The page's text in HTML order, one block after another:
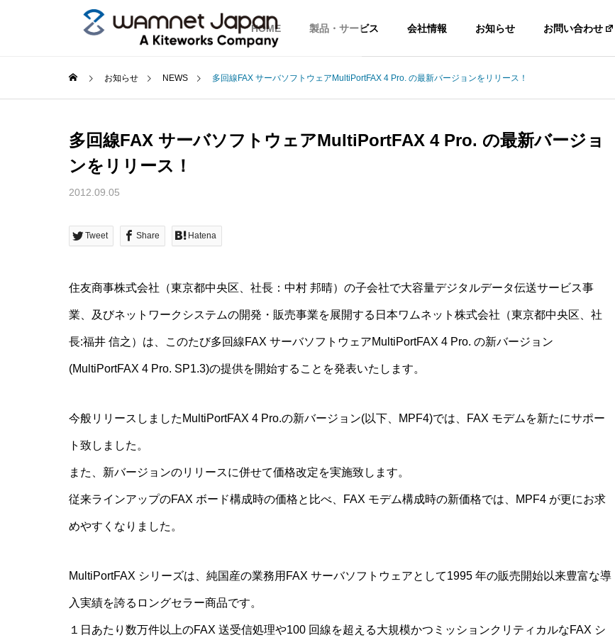
HOME 製品・サービス 会社情報 お知らせ お問い合わせ
お知らせ NEWS 多回線FAX サーバソフトウェアMultiPortFAX 4 Pro. の最新バージョンをリリース！
多回線FAX サーバソフトウェアMultiPortFAX 4 Pro. の最新バージョ
ンをリリース！
2012.09.05
Tweet Share Hatena
住友商事株式会社（東京都中央区、社長：中村 邦晴）の子会社で大容量デジタルデータ伝送サービス事
業、及びネットワークシステムの開発・販売事業を展開する日本ワムネット株式会社（東京都中央区、社
長:福井 信之）は、このたび多回線FAX サーバソフトウェアMultiPortFAX 4 Pro. の新バージョン
(MultiPortFAX 4 Pro. SP1.3)の提供を開始することを発表いたします。
今般リリースしましたMultiPortFAX 4 Pro.の新バージョン(以下、MPF4)では、FAX モデムを新たにサポー
ト致しました。
また、新バージョンのリリースに併せて価格改定を実施致します。
従来ラインアップのFAX ボード構成時の価格と比べ、FAX モデム構成時の新価格では、MPF4 が更にお求
めやすくなりました。
MultiPortFAX シリーズは、純国産の業務用FAX サーバソフトウェアとして1995 年の販売開始以来豊富な導
入実績を誇るロングセラー商品です。
１日あたり数万件以上のFAX 送受信処理や100 回線を超える大規模かつミッションクリティカルなFAX シ